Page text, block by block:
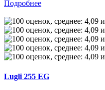
Подробнее
Lugli 255 EG